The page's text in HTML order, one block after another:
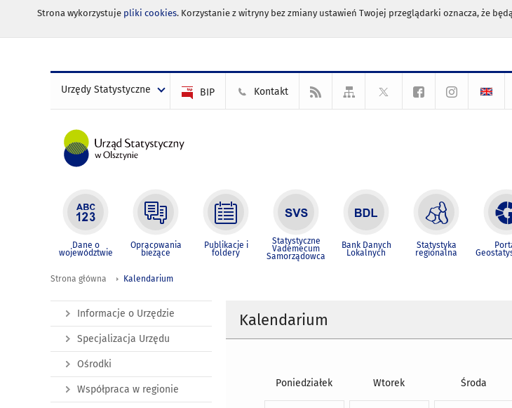
Strona wykorzystuje pliki cookies. Korzystanie z witryny bez zmiany ustawień Twojej przeglądarki oznacza, że
Urzędy Statystyczne BIP Kontakt
Dane o
województwie
Opracowania
bieżące
Publikacje i
foldery
Statystyczne
Vademecum
Samorządowca
Bank Danych
Lokalnych
Statystyka
regionalna
Strona główna Kalendarium
Kalendarium
Poniedziałek Wtorek Środa
Informacje o Urzędzie
Specjalizacja Urzędu
Ośrodki
Współpraca w regionie